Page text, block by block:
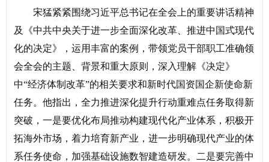
宋猛紧紧围绕习近平总书记在全会上的重要讲话精神
及《中共中央关于进一步全面深化改革、推进中国式现代
化的决定》，运用丰富的案例，带领党员干部职工准确领
会全会的主题、背景和重大原则，深入理解《决定》
中“经济体制改革”的相关要求和新时代国资国企新使命新
任务。他指出，全力推进深化提升行动重难点任务取得新
突破，一是要优化布局推动构建现代化产业体系，积极开
拓海外市场，着力培育新产业，进一步明确现代产业的体
系任务使命，加强基础设施数智建造研发。二是要完善中